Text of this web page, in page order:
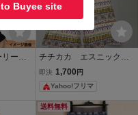
ーズ
ワン
ワイド
チチカカ エスニック柄
ベアトップ オールインワ
ン
即決 1,700 円
Yahoo!フリマ
送料無料
Buyee site